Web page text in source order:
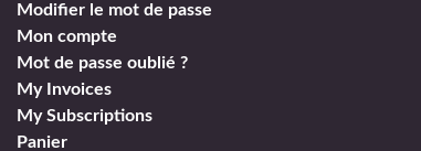
Modifier le mot de passe
Mon compte
Mot de passe oublié ?
My Invoices
My Subscriptions
Panier